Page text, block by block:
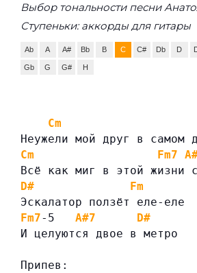
Выбор тональности песни
Ступеньки: аккорды для гитары
Ab A A# Bb B C C# Db D
Gb G G# H
Cm
Неужели мой друг в самом
Cm
Fm7
Всё как миг в этой жизни
D#
Fm
Эскалатор ползёт еле-еле
Fm7-5 A#7
D#
И целуются двое в метро
Припев: